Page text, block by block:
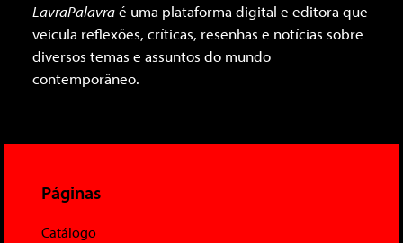
LavraPalavraé uma plataforma digital e editora que
veicula reflexões, críticas, resenhas e notícias sobre
diversos temas e assuntos do mundo
contemporâneo.
Páginas
Catálogo